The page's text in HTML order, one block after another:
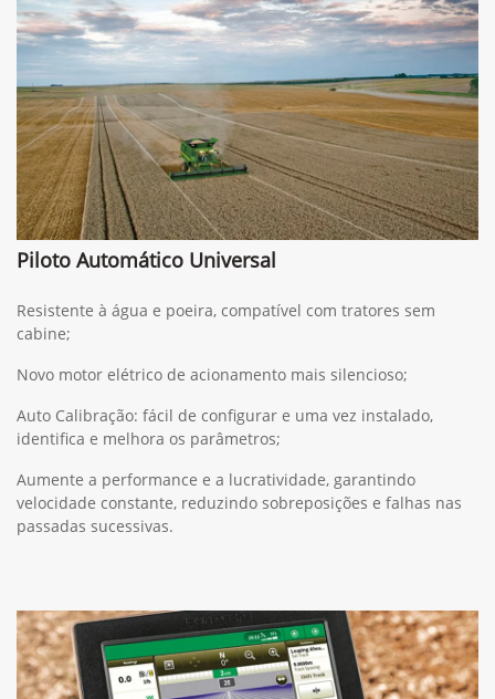
Piloto Automático Universal
Resistente à água e poeira, compatível com tratores sem
cabine;
Novo motor elétrico de acionamento mais silencioso;
Auto Calibração: fácil de configurar e uma vez instalado,
identifica e melhora os parâmetros;
Aumente a performance e a lucratividade, garantindo
velocidade constante, reduzindo sobreposições e falhas nas
passadas sucessivas.